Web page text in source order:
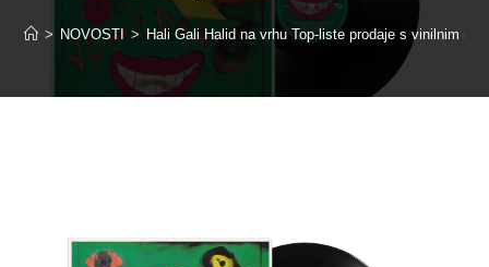
> NOVOSTI > Hali Gali Halid na vrhu Top-liste prodaje s vinilnim